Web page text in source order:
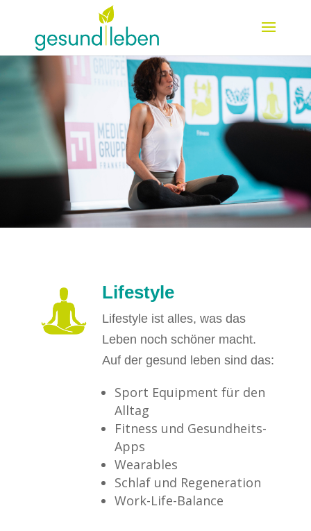
Lifestyle
Lifestyle ist alles, was das
Leben noch schöner macht.
Auf der gesund leben sind das:
Sport Equipment für den
Alltag
Fitness und Gesundheits-
Apps
Wearables
Schlaf und Regeneration
Work-Life-Balance